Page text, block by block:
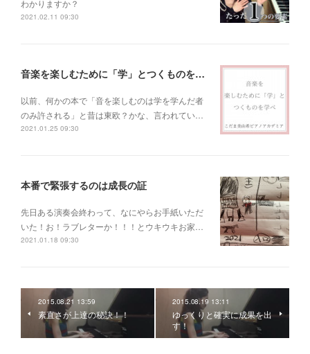
わかりますか？
2021.02.11 09:30
音楽を楽しむために「学」とつくものを学べ！
以前、何かの本で「音を楽しむのは学を学んだ者
のみ許される」と昔は東欧？かな、言われてい…
2021.01.25 09:30
本番で緊張するのは成長の証
先日ある演奏会終わって、なにやらお手紙いただ
いた！お！ラブレターか！！！とウキウキお家…
2021.01.18 09:30
2015.08.21 13:59
素直さが上達の秘訣！！
2015.08.19 13:11
ゆっくりと確実に成果を出
す！